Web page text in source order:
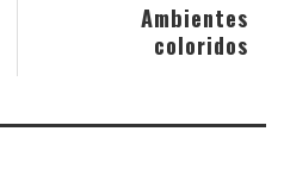
Ambientes
coloridos